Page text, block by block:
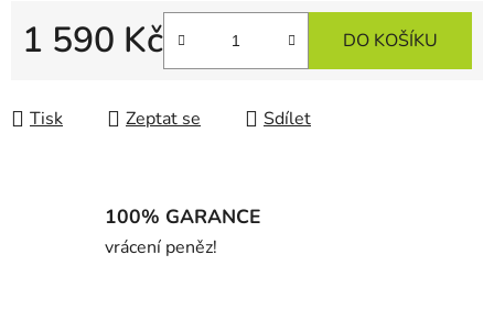
1 590 Kč DO KOŠÍKU
Tisk Zeptat se Sdílet
100% GARANCE
vrácení peněz!